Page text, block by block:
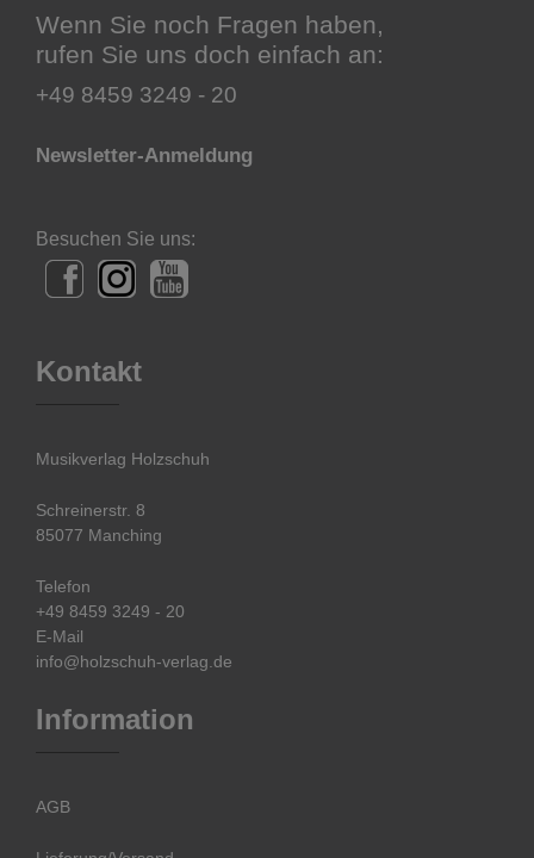
Wenn Sie noch Fragen haben,
rufen Sie uns doch einfach an:
+49 8459 3249 - 20
Newsletter-Anmeldung
Besuchen Sie uns:
Kontakt
Musikverlag Holzschuh
Schreinerstr. 8
85077 Manching
Telefon
+49 8459 3249 - 20
E-Mail
info@holzschuh-verlag.de
Information
AGB